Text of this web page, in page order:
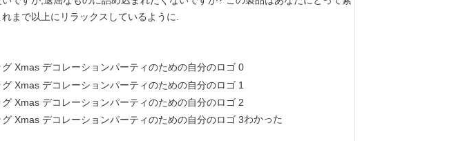
まで以上にリラックスしているように.
わかった